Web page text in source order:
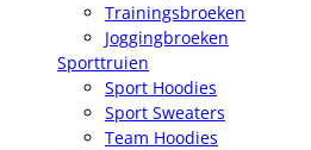
Trainingsbroeken
Joggingbroeken
Sporttruien
Sport Hoodies
Sport Sweaters
Team Hoodies